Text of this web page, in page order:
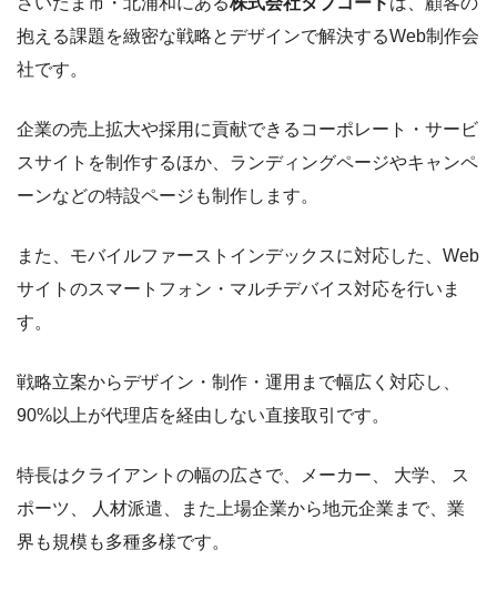
抱える課題を緻密な戦略とデザインで解決するWeb制作会
社です。
企業の売上拡大や採用に貢献できるコーポレート・サービ
スサイトを制作するほか、ランディングページやキャンペ
ーンなどの特設ページも制作します。
また、モバイルファーストインデックスに対応した、Web
サイトのスマートフォン・マルチデバイス対応を行いま
す。
戦略立案からデザイン・制作・運用まで幅広く対応し、
90%以上が代理店を経由しない直接取引です。
特長はクライアントの幅の広さで、メーカー、 大学、 ス
ポーツ、 人材派遣、また上場企業から地元企業まで、業
界も規模も多種多様です。